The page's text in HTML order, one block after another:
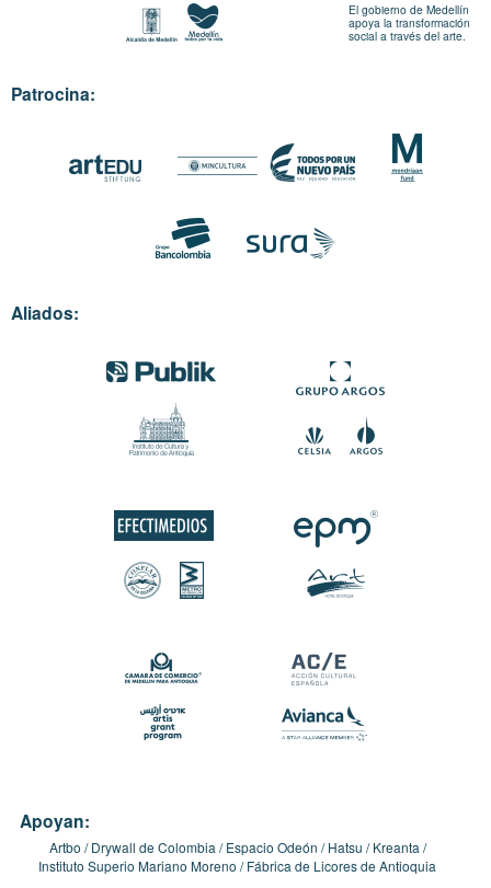
El gobierno de Medellín
apoya la transformación
social a través del arte.
Patrocina:
Aliados:
Apoyan:
Artbo Drywall de Colombia Espacio Odeón Hatsu
Kreanta
Instituto Superio Mariano Moreno
Fábrica de Licores de Antioquia